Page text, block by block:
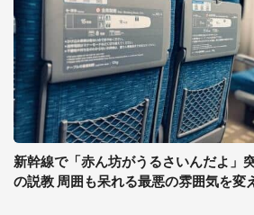
新幹線で「赤ん坊がうるさいんだよ」
の説教 周囲も呆れる最悪の雰囲気を変